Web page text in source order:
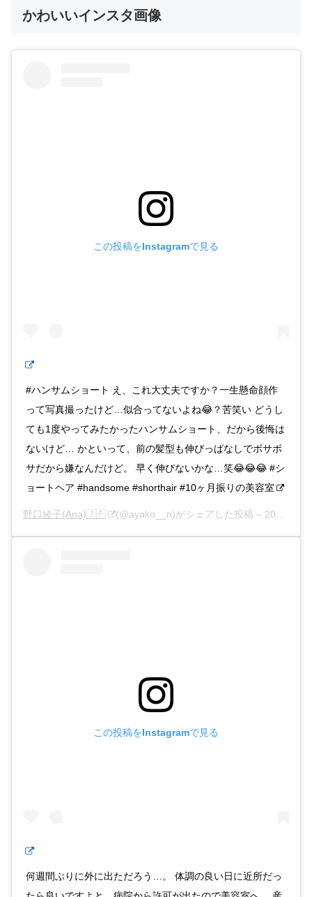
かわいいインスタ画像
この投稿をInstagramで見る
#ハンサムショート え、これ大丈夫ですか？一生懸命顔作
って写真撮ったけど…似合ってないよね😂？苦笑い どうし
ても1度やってみたかったハンサムショート、だから後悔は
ないけど… かといって、前の髪型も伸びっぱなしでボサボ
サだから嫌なんだけど。 早く伸びないかな…笑😂😂😂 #シ
ョートヘア #handsome #shorthair #10ヶ月振りの美容室
野口綾子(Ana)🇯🇵 (@ayako__n)がシェアした投稿 – 2020年 7月月5日午前12時33分PDT
この投稿をInstagramで見る
何週間ぶりに外に出ただろう…。 体調の良い日に近所だっ